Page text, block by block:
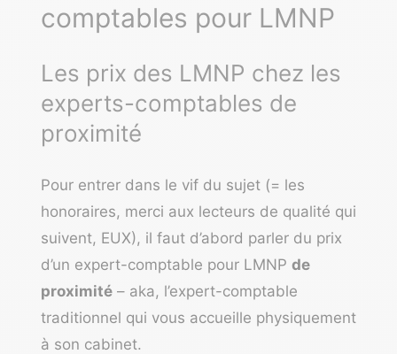
comptables pour LMNP
Les prix des LMNP chez les
experts-comptables de
proximité
Pour entrer dans le vif du sujet (= les
honoraires, merci aux lecteurs de qualité qui
suivent, EUX), il faut d’abord parler du prix
d’un expert-comptable pour LMNP de
proximité – aka, l’expert-comptable
traditionnel qui vous accueille physiquement
à son cabinet.